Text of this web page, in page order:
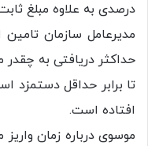
درصدی به علاوه مبلغ ثابت ۵۱۵ هزار تومان پرداخت
مدیرعامل سازمان
حداکثر دریافتی به
تا برابر حداقل دستمزد
افتاده است.
موسوی درباره زمان